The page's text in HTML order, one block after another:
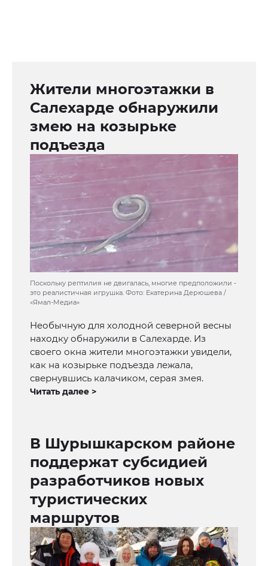
Жители многоэтажки в
Салехарде обнаружили
змею на козырьке
подъезда
Поскольку рептилия не двигалась, многие предположили -
это реалистичная игрушка. Фото: Екатерина Дерюшева /
«Ямал-Медиа»
Необычную для холодной северной весны
находку обнаружили в Салехарде. Из
своего окна жители многоэтажки увидели,
как на козырьке подъезда лежала,
свернувшись калачиком, серая змея.
Читать далее >
В Шурышкарском районе
поддержат субсидией
разработчиков новых
туристических
маршрутов